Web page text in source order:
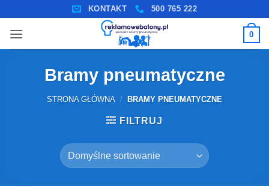
zawartości
KONTAKT 500 765 222
0
Bramy pneumatyczne
STRONA GŁÓWNA / BRAMY PNEUMATYCZNE
FILTRUJ